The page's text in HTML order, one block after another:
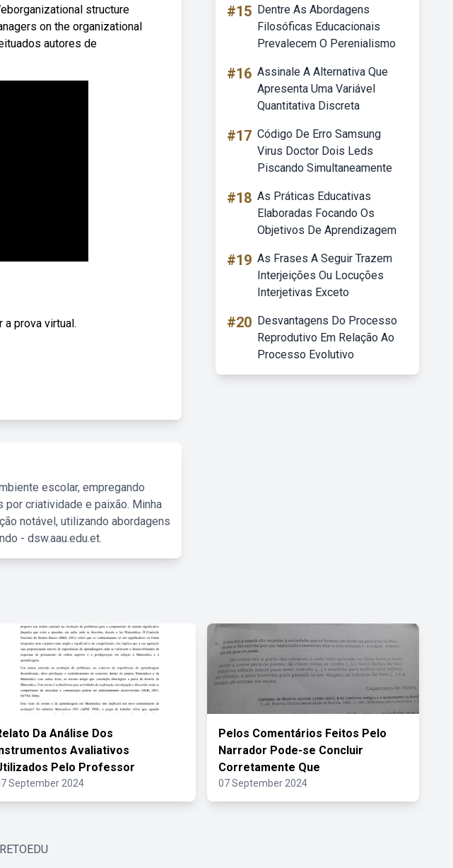
structure
on the organizational
autores de
a prova virtual.
escolar, empregando
criatividade e paixão. Minha
notável, utilizando abordagens
- dsw.aau.edu.et.
#15 Dentre As Abordagens
Filosóficas Educacionais
Prevalecem O Perenialismo
#16 Assinale A Alternativa Que
Apresenta Uma Variável
Quantitativa Discreta
#17 Código De Erro Samsung
Virus Doctor Dois Leds
Piscando Simultaneamente
#18 As Práticas Educativas
Elaboradas Focando Os
Objetivos De Aprendizagem
#19 As Frases A Seguir Trazem
Interjeições Ou Locuções
Interjetivas Exceto
#20 Desvantagens Do Processo
Reprodutivo Em Relação Ao
Processo Evolutivo
Da Análise Dos
Avaliativos
Pelo Professor
September 2024
Pelos Comentários Feitos Pelo
Narrador Pode-se Concluir
Corretamente Que
07 September 2024
RETOEDU